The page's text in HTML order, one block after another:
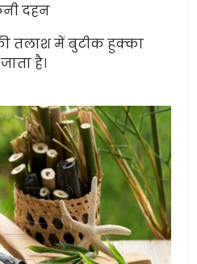
दहन
तलाश में बुटीक हुक्का
है।